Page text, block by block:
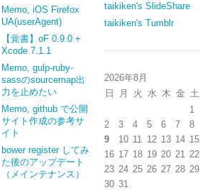
Memo, iOS Firefox
UA(userAgent)
【覚書】oF 0.9.0 +
Xcode 7.1.1
Memo, gulp-ruby-
sassのsourcemap出
力を止めたい
Memo, github で公開
サイト作成の参考サ
イト
bower register してみ
た後のアップデート
（メインテナンス）
taikiken's SlideShare
taikiken's Tumblr
2026年8月
日
月 火 水 木 金 土
1
2
3 4 5 6 7
8
9
10 11 12 13 14 15
16 17 18 19 20 21 22
23 24 25 26 27 28 29
30 31